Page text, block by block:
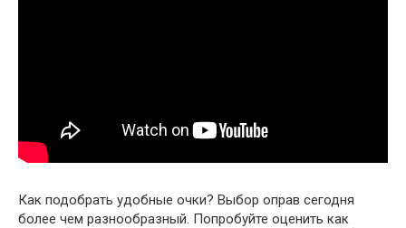
Как подобрать удобные очки? Выбор оправ сегодня
более чем разнообразный. Попробуйте оценить как